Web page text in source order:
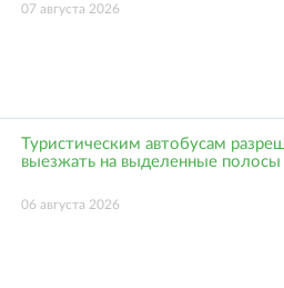
07 августа 2026
Туристическим автобусам
выезжать на выделенные полосы
06 августа 2026